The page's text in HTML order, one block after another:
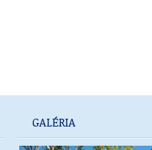
GALÉRIA